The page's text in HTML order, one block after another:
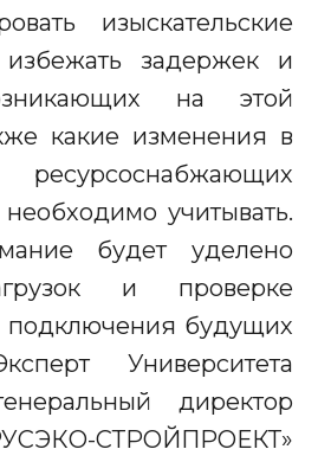
изыскательские
задержек и
на этой
какие изменения в
ресурсоснабжающих
учитывать.
будет уделено
и проверке
подключения будущих
Университета
директор
СТРОЙПРОЕКТ»